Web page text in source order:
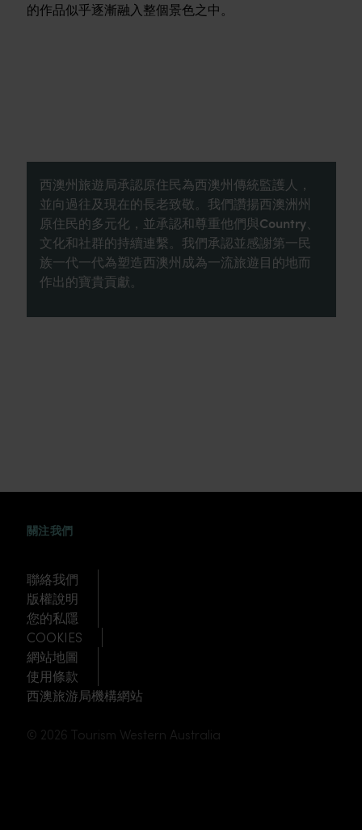
的作品似乎逐漸融入整個景色之中。
西澳州旅遊局承認原住民為西澳州傳統監護人，
並向過往及現在的長老致敬。我們讚揚西澳洲州
原住民的多元化，並承認和尊重他們與Country、
文化和社群的持續連繫。我們承認並感謝第一民
族一代一代為塑造西澳州成為一流旅遊目的地而
作出的寶貴貢獻。
關注我們
聯絡我們
版權說明
您的私隱
COOKIES
網站地圖
使用條款
西澳旅游局機構網站
© 2026 Tourism Western Australia